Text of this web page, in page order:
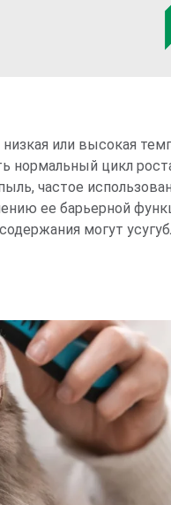
или высокая
нормальный цикл
частое
ее барьерной
могут